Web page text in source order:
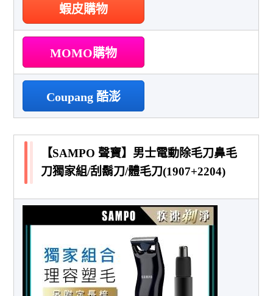
蝦皮購物
MOMO購物
Coupang 酷澎
【SAMPO 聲寶】男士電動除毛刀鼻毛
刀獨家組/刮鬍刀/體毛刀(1907+2204)